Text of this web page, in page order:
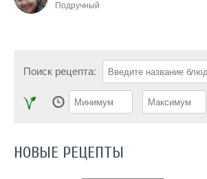
Подручный
Поиск рецепта:
НОВЫЕ РЕЦЕПТЫ